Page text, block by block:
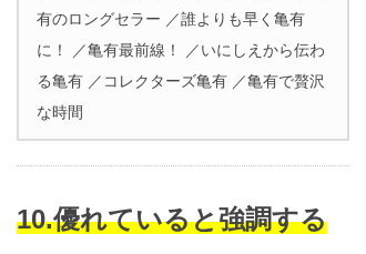
有のロングセラー ／誰よりも早く亀有
に！ ／亀有最前線！ ／いにしえから伝わ
る亀有 ／コレクターズ亀有 ／亀有で贅沢
な時間
10.優れていると強調する